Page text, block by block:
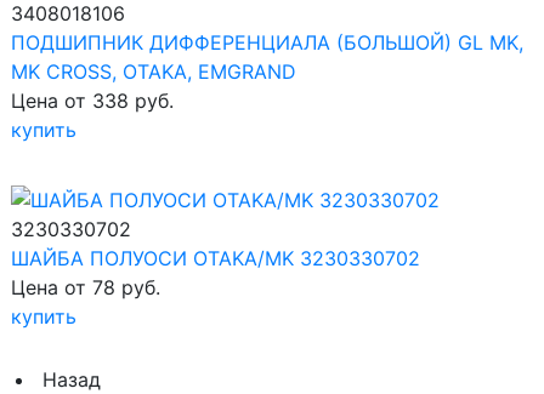
3408018106
ПОДШИПНИК ДИФФЕРЕНЦИАЛА (БОЛЬШОЙ) GL MK,
MK CROSS, OTAKA, EMGRAND
Цена от 338 руб.
купить
3230330702
ШАЙБА ПОЛУОСИ OTAKA/MK 3230330702
Цена от 78 руб.
купить
Назад